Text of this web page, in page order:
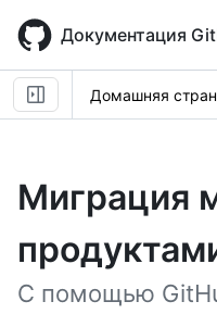
main
content
Документация
Домашняя
Миграция
С помощью